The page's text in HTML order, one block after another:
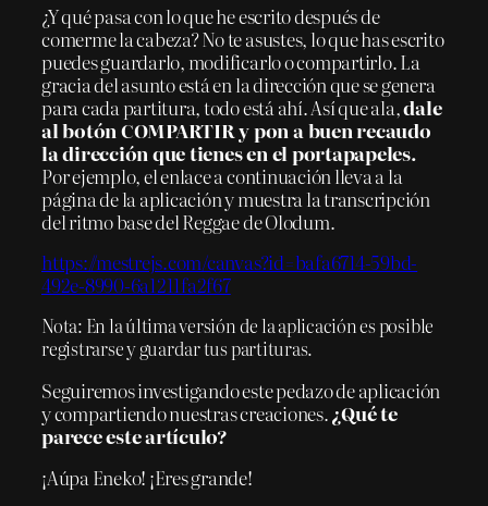
¿Y qué pasa con lo que he escrito después de
comerme la cabeza? No te asustes, lo que has escrito
puedes guardarlo, modificarlo o compartirlo. La
gracia del asunto está en la dirección que se genera
para cada partitura, todo está ahí. Así que ala,dale
al botón COMPARTIR y pon a buen recaudo
la dirección que tienes en el portapapeles.
Por ejemplo, el enlace a continuación lleva a la
página de la aplicación y muestra la transcripción
del ritmo base del Reggae de Olodum.
https://mestrejs.com/canvas?id=bafa6714-59bd-
492e-8990-6a1211fa2f67
Nota: En la última versión de la aplicación es posible
registrarse y guardar tus partituras.
Seguiremos investigando este pedazo de aplicación
y compartiendo nuestras creaciones. ¿Qué te
parece este artículo?
¡Aúpa Eneko! ¡Eres grande!